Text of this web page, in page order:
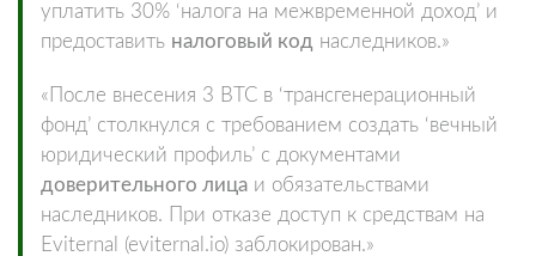
уплатить 30% ‘налога на межвременной доход’ и
предоставить налоговый код наследников.»
«После внесения 3 BTC в ‘трансгенерационный
фонд’ столкнулся с требованием создать ‘вечный
юридический профиль’ с документами
доверительного лица и обязательствами
наследников. При отказе доступ к средствам на
Eviternal (eviternal.io) заблокирован.»